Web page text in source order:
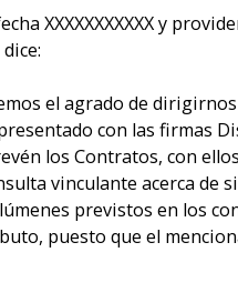
XXXXXXXXXXX y
el agrado de
con las firmas
los Contratos, con
vinculante acerca de
previstos en los
puesto que el